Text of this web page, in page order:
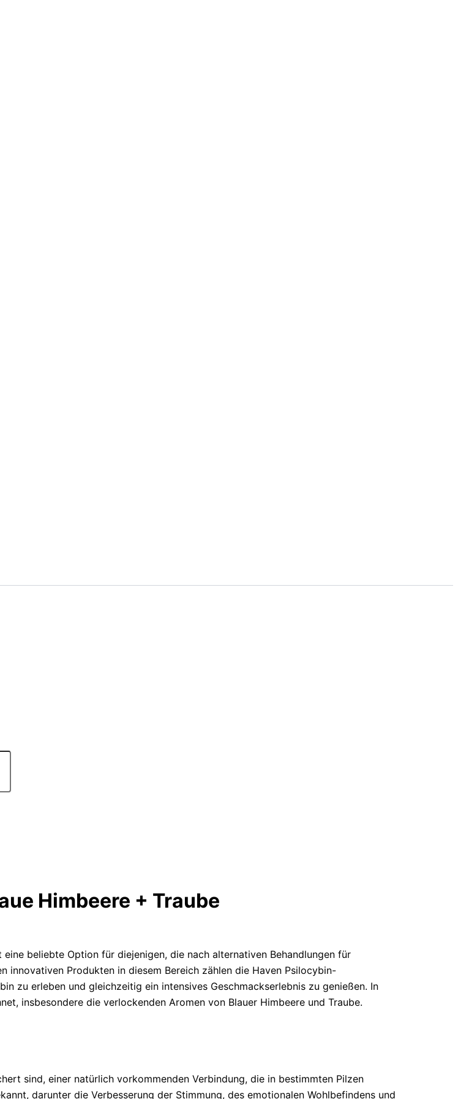
Himbeere + Traube
beliebte Option für diejenigen, die nach alternativen Behandlungen für
innovativen Produkten in diesem Bereich zählen die Haven Psilocybin-
zu erleben und gleichzeitig ein intensives Geschmackserlebnis zu genießen. In
insbesondere die verlockenden Aromen von Blauer Himbeere und Traube.
sind, einer natürlich vorkommenden Verbindung, die in bestimmten Pilzen
darunter die Verbesserung der Stimmung, des emotionalen Wohlbefindens und